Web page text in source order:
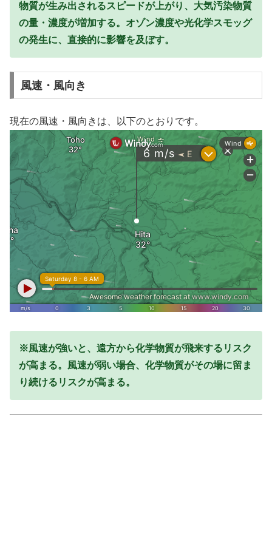
物質が生み出されるスピードが上がり、大気汚染物質
の量・濃度が増加する。オゾン濃度や光化学スモッグ
の発生に、直接的に影響を及ぼす。
風速・風向き
現在の風速・風向きは、以下のとおりです。
※風速が強いと、遠方から化学物質が飛来するリスク
が高まる。風速が弱い場合、化学物質がその場に留ま
り続けるリスクが高まる。